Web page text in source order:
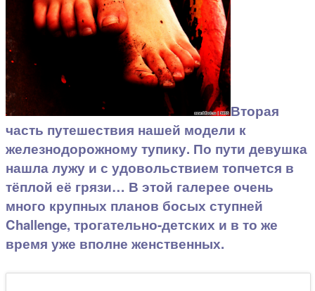
Вторая
часть путешествия нашей модели к
железнодорожному тупику. По пути девушка
нашла лужу и с удовольствием топчется в
тёплой её грязи… В этой галерее очень
много крупных планов босых ступней
Challenge, трогательно-детских и в то же
время уже вполне женственных.